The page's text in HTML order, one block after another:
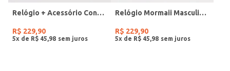
Relógio + Acessório Condor Feminino PRATA
R$ 229,90
5x de R$ 45 98
Relógio Mormaii Masculino PRETO
R$ 229,90
5x de R$ 45 98